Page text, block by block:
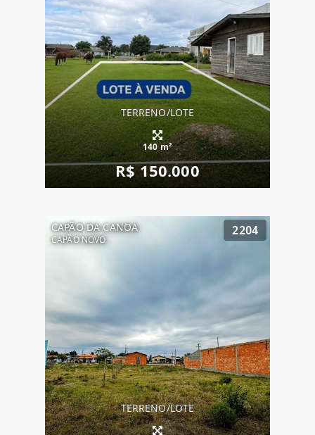
TERRENO/LOTE
140 m²
R$ 150.000
CAPÃO DA CANOA
CAPÃO NOVO
2204
TERRENO/LOTE